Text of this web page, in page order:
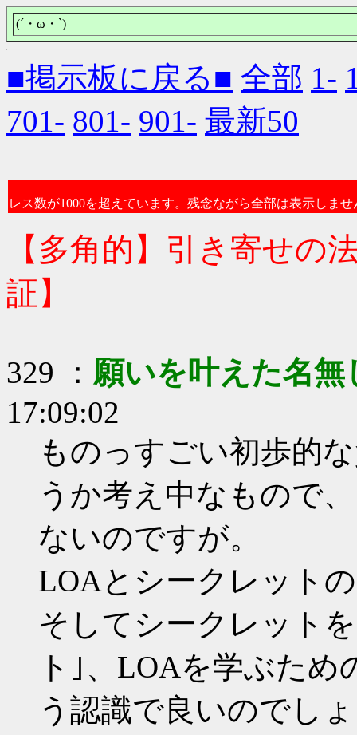
(´・ω・`)
■掲示板に戻る■ 全部 1-
701- 801- 901- 最新50
レス数が1000を超えています。残念ながら全部は表示しませ
【多角的】引き寄せの
証】
329 ： 願いを叶えた名無
17:09:02
ものっすごい初歩的
うか考え中なもので
ないのですが。
LOAとシークレット
そしてシークレット
ト｣、LOAを学ぶた
う認識で良いのでし